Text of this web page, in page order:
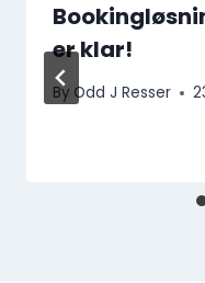
er klar!
By Odd J Resser